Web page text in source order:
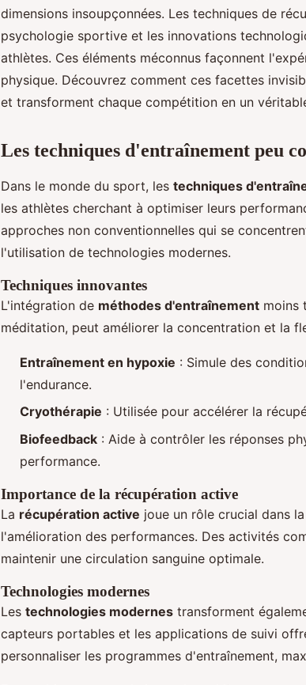
dimensions insoupçonnées. Les techniques de
psychologie sportive et les innovations
athlètes. Ces éléments méconnus façonnent
physique. Découvrez comment ces facettes
et transforment chaque compétition en un
Les techniques d'entraînement peu
Dans le monde du sport, les techniques
les athlètes cherchant à optimiser leurs
approches non conventionnelles qui se
l'utilisation de technologies modernes.
Techniques innovantes
L'intégration de méthodes d'entraînement moins
méditation, peut améliorer la concentration et la
Entraînement en hypoxie : Simule des
l'endurance.
Cryothérapie : Utilisée pour accélérer la
Biofeedback : Aide à contrôler les réponses
performance.
Importance de la récupération active
La récupération active joue un rôle crucial dans
l'amélioration des performances. Des activités
maintenir une circulation sanguine optimale.
Technologies modernes
Les technologies modernes transforment
capteurs portables et les applications de suivi
personnaliser les programmes d'entraînement,